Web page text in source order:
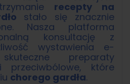
recepty na
stało się znacznie
Nasza platforma
konsultację z
wystawienia e-
preparaty
przeciwbólowe, które
chorego gardła.